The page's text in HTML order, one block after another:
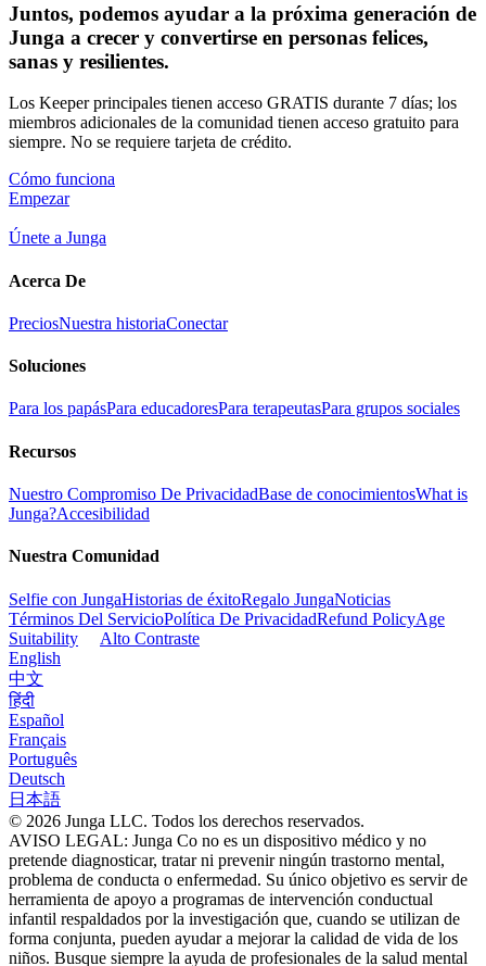
Juntos, podemos ayudar a la próxima generación de
Junga a crecer y convertirse en personas felices,
sanas y resilientes.
Los Keeper principales tienen acceso GRATIS durante 7 días; los
miembros adicionales de la comunidad tienen acceso gratuito para
siempre. No se requiere tarjeta de crédito.
Cómo funciona
Empezar
Únete a Junga
Acerca De
PreciosNuestra historiaConectar
Soluciones
Para los papásPara educadoresPara terapeutasPara grupos sociales
Recursos
Nuestro Compromiso De PrivacidadBase de conocimientosWhat is
Junga?Accesibilidad
Nuestra Comunidad
Selfie con JungaHistorias de éxitoRegalo JungaNoticias
Términos Del ServicioPolítica De PrivacidadRefund PolicyAge
Suitability
Alto Contraste
English
中文
हिंदी
Español
Français
Português
Deutsch
日本語
© 2026 Junga LLC. Todos los derechos reservados.
AVISO LEGAL: Junga Co no es un dispositivo médico y no
pretende diagnosticar, tratar ni prevenir ningún trastorno mental,
problema de conducta o enfermedad. Su único objetivo es servir de
herramienta de apoyo a programas de intervención conductual
infantil respaldados por la investigación que, cuando se utilizan de
forma conjunta, pueden ayudar a mejorar la calidad de vida de los
niños. Busque siempre la ayuda de profesionales de la salud mental